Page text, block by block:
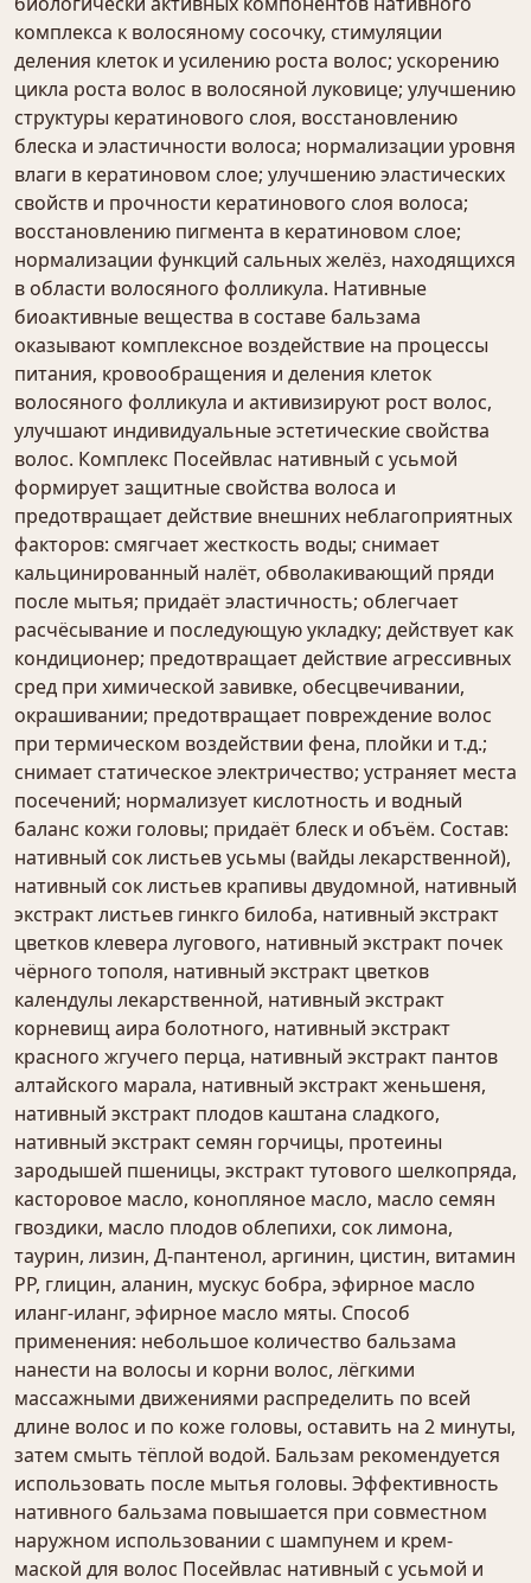
комплекса к волосяному сосочку, стимуляции
деления клеток и усилению роста волос; ускорению
цикла роста волос в волосяной луковице; улучшению
структуры кератинового слоя, восстановлению
блеска и эластичности волоса; нормализации уровня
влаги в кератиновом слое; улучшению эластических
свойств и прочности кератинового слоя волоса;
восстановлению пигмента в кератиновом слое;
нормализации функций сальных желёз, находящихся
в области волосяного фолликула. Нативные
биоактивные вещества в составе бальзама
оказывают комплексное воздействие на процессы
питания, кровообращения и деления клеток
волосяного фолликула и активизируют рост волос,
улучшают индивидуальные эстетические свойства
волос. Комплекс Посейвлас нативный с усьмой
формирует защитные свойства волоса и
предотвращает действие внешних неблагоприятных
факторов: смягчает жесткость воды; снимает
кальцинированный налёт, обволакивающий пряди
после мытья; придаёт эластичность; облегчает
расчёсывание и последующую укладку; действует как
кондиционер; предотвращает действие агрессивных
сред при химической завивке, обесцвечивании,
окрашивании; предотвращает повреждение волос
при термическом воздействии фена, плойки и т.д.;
снимает статическое электричество; устраняет места
посечений; нормализует кислотность и водный
баланс кожи головы; придаёт блеск и объём. Состав:
нативный сок листьев усьмы (вайды лекарственной),
нативный сок листьев крапивы двудомной, нативный
экстракт листьев гинкго билоба, нативный экстракт
цветков клевера лугового, нативный экстракт почек
чёрного тополя, нативный экстракт цветков
календулы лекарственной, нативный экстракт
корневищ аира болотного, нативный экстракт
красного жгучего перца, нативный экстракт пантов
алтайского марала, нативный экстракт женьшеня,
нативный экстракт плодов каштана сладкого,
нативный экстракт семян горчицы, протеины
зародышей пшеницы, экстракт тутового шелкопряда,
касторовое масло, конопляное масло, масло семян
гвоздики, масло плодов облепихи, сок лимона,
таурин, лизин, Д-пантенол, аргинин, цистин, витамин
РР, глицин, аланин, мускус бобра, эфирное масло
иланг-иланг, эфирное масло мяты. Способ
применения: небольшое количество бальзама
нанести на волосы и корни волос, лёгкими
массажными движениями распределить по всей
длине волос и по коже головы, оставить на 2 минуты,
затем смыть тёплой водой. Бальзам рекомендуется
использовать после мытья головы. Эффективность
нативного бальзама повышается при совместном
наружном использовании с шампунем и крем-
маской для волос Посейвлас нативный с усьмой и